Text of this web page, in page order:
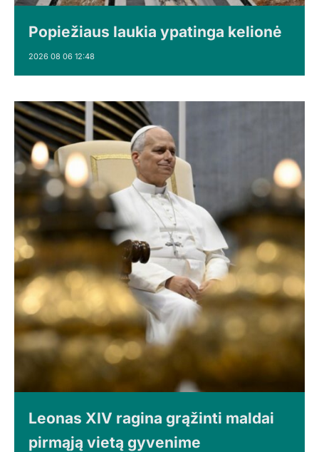
Popiežiaus laukia ypatinga kelionė
2026 08 06 12:48
Leonas XIV ragina grąžinti maldai
pirmąją vietą gyvenime